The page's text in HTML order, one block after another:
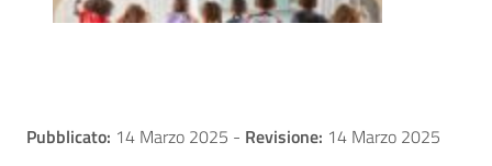
Pubblicato: 14 Marzo 2025 - Revisione: 14 Marzo 2025